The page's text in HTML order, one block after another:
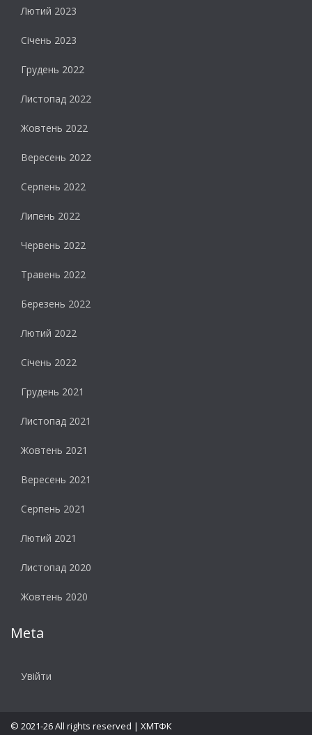
Лютий 2023
Січень 2023
Грудень 2022
Листопад 2022
Жовтень 2022
Вересень 2022
Серпень 2022
Липень 2022
Червень 2022
Травень 2022
Березень 2022
Лютий 2022
Січень 2022
Грудень 2021
Листопад 2021
Жовтень 2021
Вересень 2021
Серпень 2021
Лютий 2021
Листопад 2020
Жовтень 2020
Meta
Увійти
© 2021-26 All rights reserved | XMTФК